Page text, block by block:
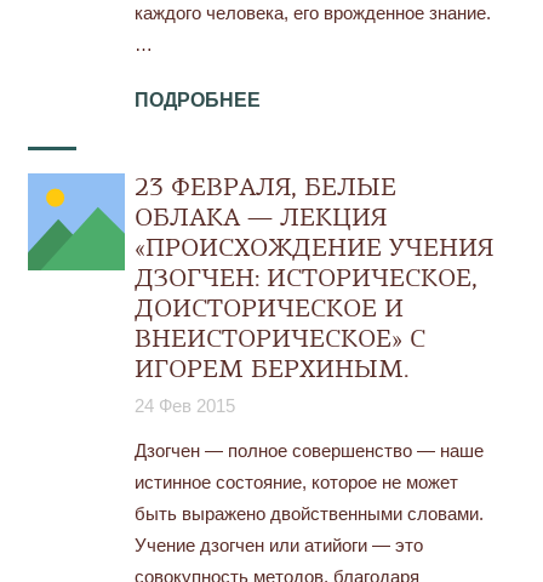
каждого человека, его врожденное знание.
…
ПОДРОБНЕЕ
23 ФЕВРАЛЯ, БЕЛЫЕ
ОБЛАКА — ЛЕКЦИЯ
«ПРОИСХОЖДЕНИЕ УЧЕНИЯ
ДЗОГЧЕН: ИСТОРИЧЕСКОЕ,
ДОИСТОРИЧЕСКОЕ И
ВНЕИСТОРИЧЕСКОЕ» С
ИГОРЕМ БЕРХИНЫМ.
24 Фев 2015
Дзогчен — полное совершенство — наше
истинное состояние, которое не может
быть выражено двойственными словами.
Учение дзогчен или атийоги — это
совокупность методов, благодаря